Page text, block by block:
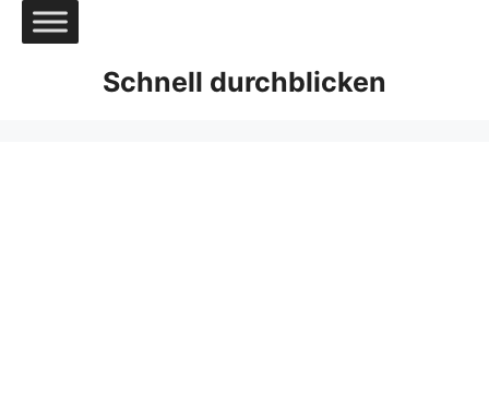
Zum
Inhalt
Schnell durchblicken